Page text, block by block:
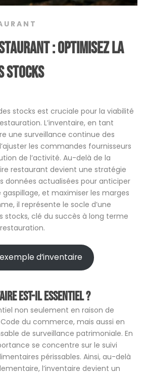
: Optimisez la
stocks
stocks est cruciale pour la viabilité
L’inventaire, en tant
une surveillance continue des
les commandes fournisseurs
de l’activité. Au-delà de la
restaurant devient une stratégie
données actualisées pour anticiper
gaspillage, et maximiser les marges
il représente le socle d’une
stocks, clé du succès à long terme
d’inventaire
est-il essentiel ?
non seulement en raison de
du commerce, mais aussi en
de surveillance patrimoniale. En
se concentre sur le suivi
périssables. Ainsi, au-delà
l’inventaire devient un